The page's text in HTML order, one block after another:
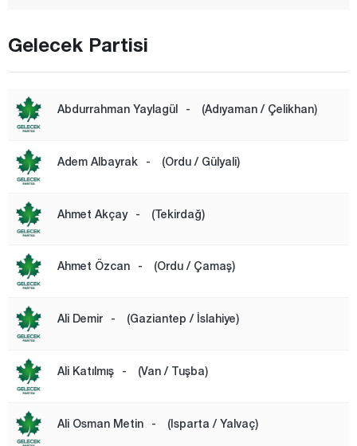
Aksaray
Amasya
Antalya
Ardahan
Artvin
Aydın
Balıkesir
Bartın
Batman
Bayburt
Bilecik
Bitlis
Burdur
Gelecek Partisi
Abdurrahman Yaylagül - (Adıyaman / Çelikhan)
Adem Albayrak - (Ordu / Gülyali)
Ahmet Akçay - (Tekirdağ)
Ahmet Özcan - (Ordu / Çamaş)
Ali Demir - (Gaziantep / İslahiye)
Ali Katılmış - (Van / Tuşba)
Ali Osman Metin - (Isparta / Yalvaç)